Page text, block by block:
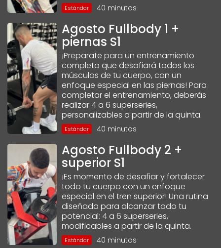
Estándar 40 minutos
Agosto Fullbody 1 +
piernas S1
¡Preparate para un entrenamiento
completo que desafiará todos los
músculos de tu cuerpo, con un
enfoque especial en las piernas! Para
completar el entrenamiento, deberás
realizar 4 a 6 superseries,
personalizables a partir de la quinta.
Estándar 40 minutos
Agosto Fullbody 2 +
superior S1
¡Es momento de desafiar y fortalecer
todo tu cuerpo con un enfoque
especial en el tren superior! Una rutina
diseñada para alcanzar todo tu
potencial: 4 a 6 superseries,
modificables a partir de la quinta.
Estándar 40 minutos